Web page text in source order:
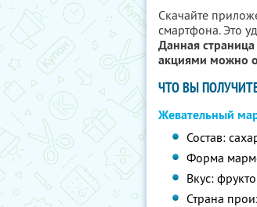
Скачайте
смартфона. Это
Данная
акциями можно
ЧТО ВЫ
Жевательный
Состав:
Форма
Вкус:
Страна